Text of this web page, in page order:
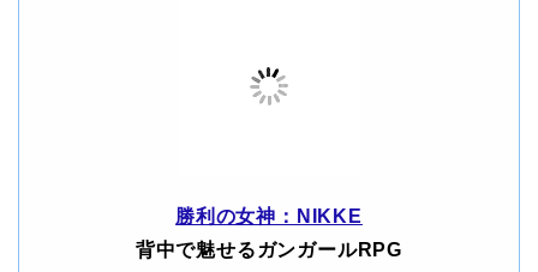
勝利の女神：NIKKE
背中で魅せるガンガールRPG